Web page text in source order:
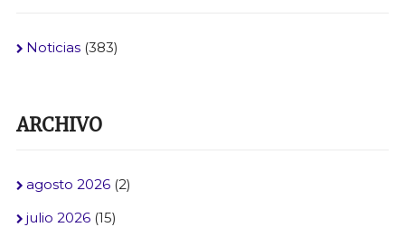
Noticias(383)
ARCHIVO
agosto 2026(2)
julio 2026(15)